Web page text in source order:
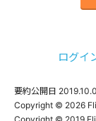
ログイ
要約公開日
Copyright © 2026